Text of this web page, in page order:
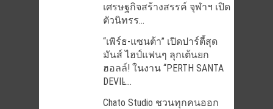
เศรษฐกิจสร้างสรรค์ จุฬาฯ เปิด
ตัวนิทรร...
“เพิร์ธ-แซนต้า” เปิดปาร์ตี้สุด
มันส์ ไฮป์แฟนๆ ลุกเต้นยก
ฮอลล์! ในงาน “PERTH SANTA
DEVIL̵...
Chato Studio ชวนทุกคนออก